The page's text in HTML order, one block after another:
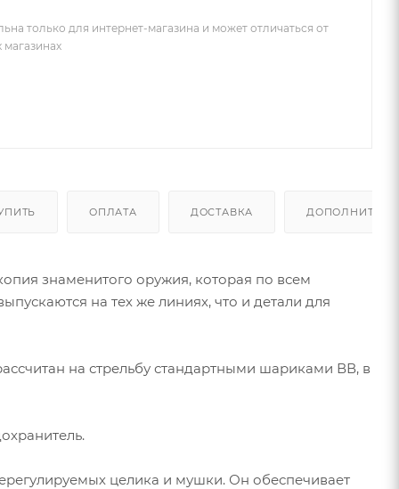
только для интернет-магазина и может отличаться от
магазинах
ОПЛАТА ДОСТАВКА
знаменитого оружия, которая по всем
на тех же линиях, что и детали для
на стрельбу стандартными шариками ВВ, в
целика и мушки. Он обеспечивает